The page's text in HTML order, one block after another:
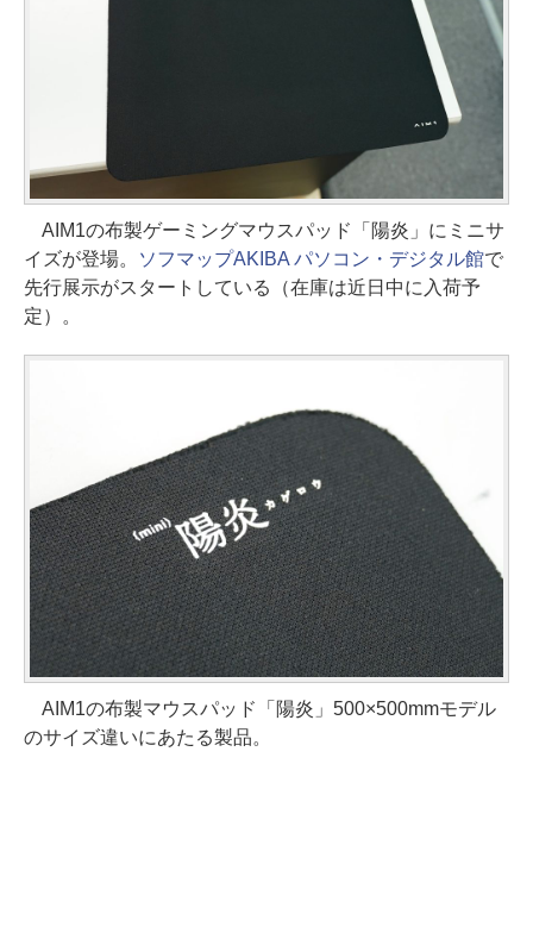
AIM1の布製ゲーミングマウスパッド「陽炎」にミニサ
イズが登場。
ソフマップAKIBA パソコン・デジタル館で
先行展示がスタートしている（在庫は近日中に入荷予
定）。
AIM1の布製マウスパッド「陽炎」500×500mmモデル
のサイズ違いにあたる製品。